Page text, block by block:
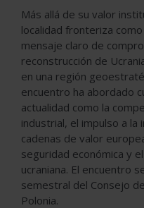
Más allá de su valor
localidad fronteriza
mensaje claro de
reconstrucción de
en una región
encuentro ha abordado
actualidad como la
industrial, el impulso a la
cadenas de valor
seguridad económica y
ucraniana. El encuentro
semestral del Consejo
Polonia.